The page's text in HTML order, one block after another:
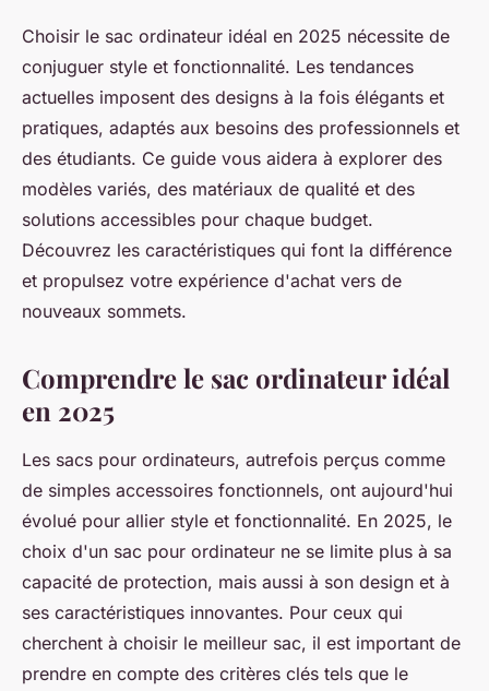
Choisir le sac ordinateur idéal en 2025 nécessite de
conjuguer style et fonctionnalité. Les tendances
actuelles imposent des designs à la fois élégants et
pratiques, adaptés aux besoins des professionnels et
des étudiants. Ce guide vous aidera à explorer des
modèles variés, des matériaux de qualité et des
solutions accessibles pour chaque budget.
Découvrez les caractéristiques qui font la différence
et propulsez votre expérience d'achat vers de
nouveaux sommets.
Comprendre le sac ordinateur idéal
en 2025
Les sacs pour ordinateurs, autrefois perçus comme
de simples accessoires fonctionnels, ont aujourd'hui
évolué pour allier style et fonctionnalité. En 2025, le
choix d'un sac pour ordinateur ne se limite plus à sa
capacité de protection, mais aussi à son design et à
ses caractéristiques innovantes. Pour ceux qui
cherchent à choisir le meilleur sac, il est important de
prendre en compte des critères clés tels que le